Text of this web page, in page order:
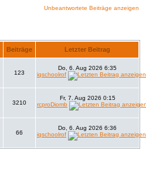
Unbeantwortete Beiträge anzeigen
Beiträge Letzter Beitrag
123
Do, 6. Aug 2026 6:35
iqschoolrof
3210
Fr, 7. Aug 2026 0:15
rcproDiomb
66
Do, 6. Aug 2026 6:36
iqschoolrof